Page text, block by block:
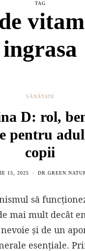
TAG
ingrasa
SĂNĂTATE
D: rol,
pentru
copii
15, 2025
să
mai mult decât
și de un
esențiale.